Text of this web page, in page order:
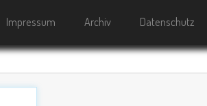
Impressum Archiv Datenschutz